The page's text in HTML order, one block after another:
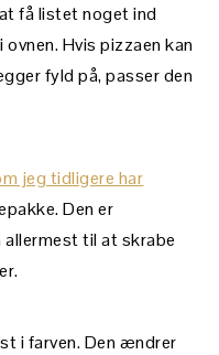
få listet noget ind
Hvis pizzaen kan
fyld på, passer den
jeg tidligere har
Den er
til at skrabe
i farven. Den ændrer